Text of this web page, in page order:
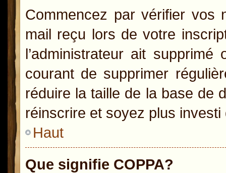
Commencez par vérifier vos
mail reçu lors de votre
l’administrateur ait
courant de supprimer
réduire la taille de la base de
réinscrire et soyez plus
Haut
Que signifie COPPA?